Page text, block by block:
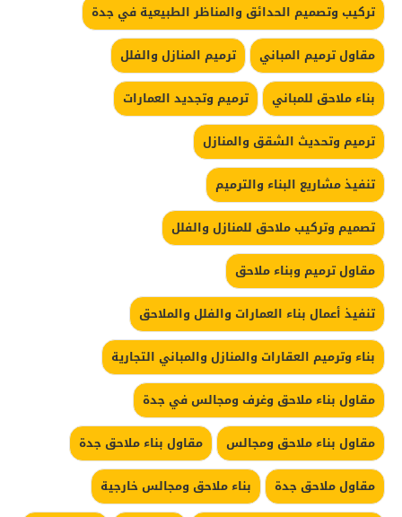
تركيب وتصميم الحدائق والمناظر الطبيعية في جدة
مقاول ترميم المباني
ترميم المنازل والفلل
بناء ملاحق للمباني
ترميم وتجديد العمارات
ترميم وتحديث الشقق والمنازل
تنفيذ مشاريع البناء والترميم
تصميم وتركيب ملاحق للمنازل والفلل
مقاول ترميم وبناء ملاحق
تنفيذ أعمال بناء العمارات والفلل والملاحق
بناء وترميم العقارات والمنازل والمباني التجارية
مقاول بناء ملاحق وغرف ومجالس في جدة
مقاول بناء ملاحق ومجالس
مقاول بناء ملاحق جدة
مقاول ملاحق جدة
بناء ملاحق ومجالس خارجية